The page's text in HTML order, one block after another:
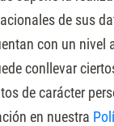
de sus
con un nivel
conllevar
de carácter
en nuestra